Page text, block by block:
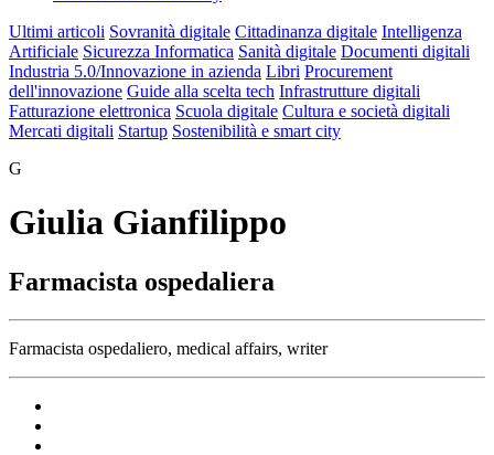
Sostenibilità e smart city
Ultimi articoli Sovranità digitale Cittadinanza digitale Intelligenza
Artificiale Sicurezza Informatica Sanità digitale Documenti digitali
Industria 5.0/Innovazione in azienda Libri Procurement
dell'innovazione Guide alla scelta tech Infrastrutture digitali
Fatturazione elettronica
Cultura e società digitali
Mercati digitali
Farmacista ospedaliera
Farmacista ospedaliero, medical affairs, writer